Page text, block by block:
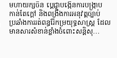
មហាយក្សចិន ប្ដេជ្ញាបង្កើនការបង្ក្រាប
កាន់តែក្ដៅ និងពង្រឹងការអនុវត្តច្បាប់
ប្រឆាំងការរត់ពន្ធរ៉ែកម្រយុទ្ធសាស្ត្រ ដែល
មានសារសំខាន់ខ្លាំងចំពោះសន្តិសុ…